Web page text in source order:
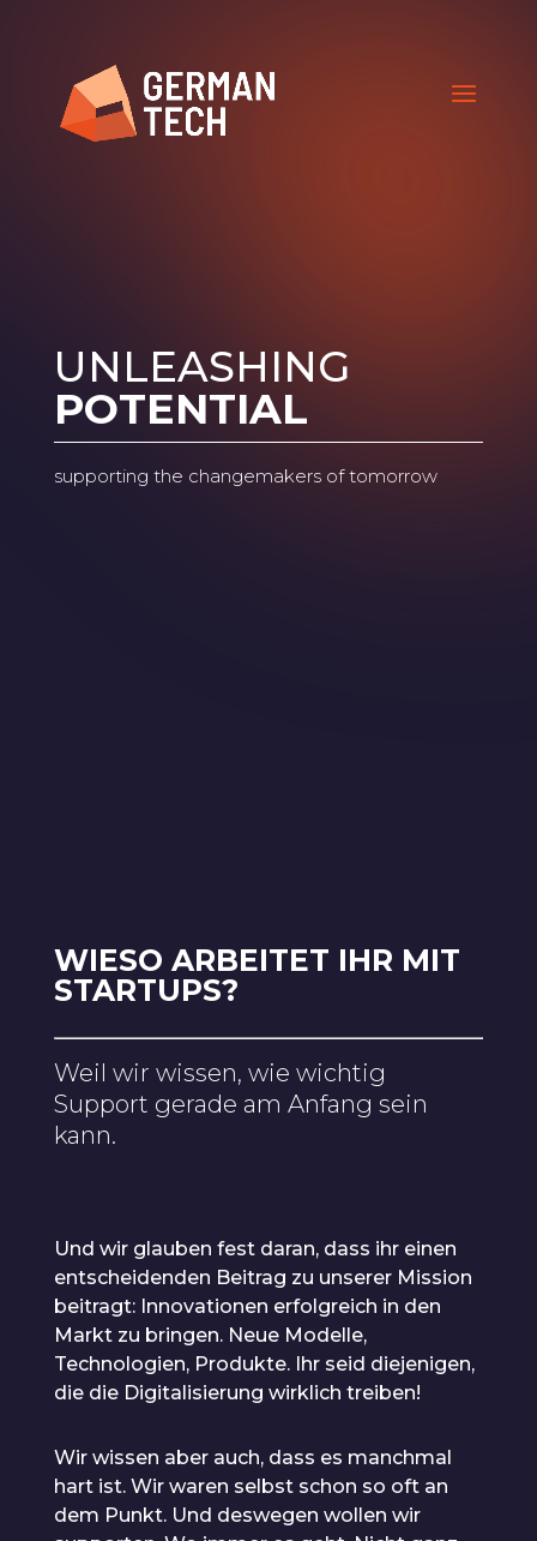
UNLEASHING
POTENTIAL
supporting the changemakers of tomorrow
WIESO ARBEITET IHR MIT
STARTUPS?
Weil wir wissen, wie wichtig
Support gerade am Anfang sein
kann.
Und wir glauben fest daran, dass ihr einen
entscheidenden Beitrag zu unserer Mission
beitragt: Innovationen erfolgreich in den
Markt zu bringen. Neue Modelle,
Technologien, Produkte. Ihr seid diejenigen,
die die Digitalisierung wirklich treiben!
Wir wissen aber auch, dass es manchmal
hart ist. Wir waren selbst schon so oft an
dem Punkt. Und deswegen wollen wir